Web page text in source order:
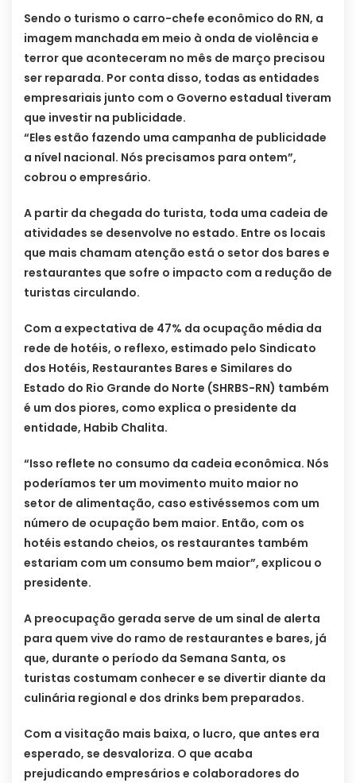
Sendo o turismo o carro-chefe econômico do RN, a
imagem manchada em meio à onda de violência e
terror que aconteceram no mês de março precisou
ser reparada. Por conta disso, todas as entidades
empresariais junto com o Governo estadual tiveram
que investir na publicidade.
“Eles estão fazendo uma campanha de publicidade
a nível nacional. Nós precisamos para ontem”,
cobrou o empresário.
A partir da chegada do turista, toda uma cadeia de
atividades se desenvolve no estado. Entre os locais
que mais chamam atenção está o setor dos bares e
restaurantes que sofre o impacto com a redução de
turistas circulando.
Com a expectativa de 47% da ocupação média da
rede de hotéis, o reflexo, estimado pelo Sindicato
dos Hotéis, Restaurantes Bares e Similares do
Estado do Rio Grande do Norte (SHRBS-RN) também
é um dos piores, como explica o presidente da
entidade, Habib Chalita.
“Isso reflete no consumo da cadeia econômica. Nós
poderíamos ter um movimento muito maior no
setor de alimentação, caso estivéssemos com um
número de ocupação bem maior. Então, com os
hotéis estando cheios, os restaurantes também
estariam com um consumo bem maior”, explicou o
presidente.
A preocupação gerada serve de um sinal de alerta
para quem vive do ramo de restaurantes e bares, já
que, durante o período da Semana Santa, os
turistas costumam conhecer e se divertir diante da
culinária regional e dos drinks bem preparados.
Com a visitação mais baixa, o lucro, que antes era
esperado, se desvaloriza. O que acaba
prejudicando empresários e colaboradores do